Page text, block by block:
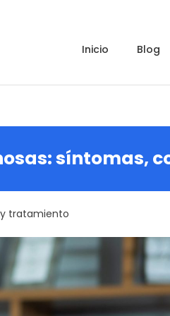
inicio blog
síntomas,
tratamiento